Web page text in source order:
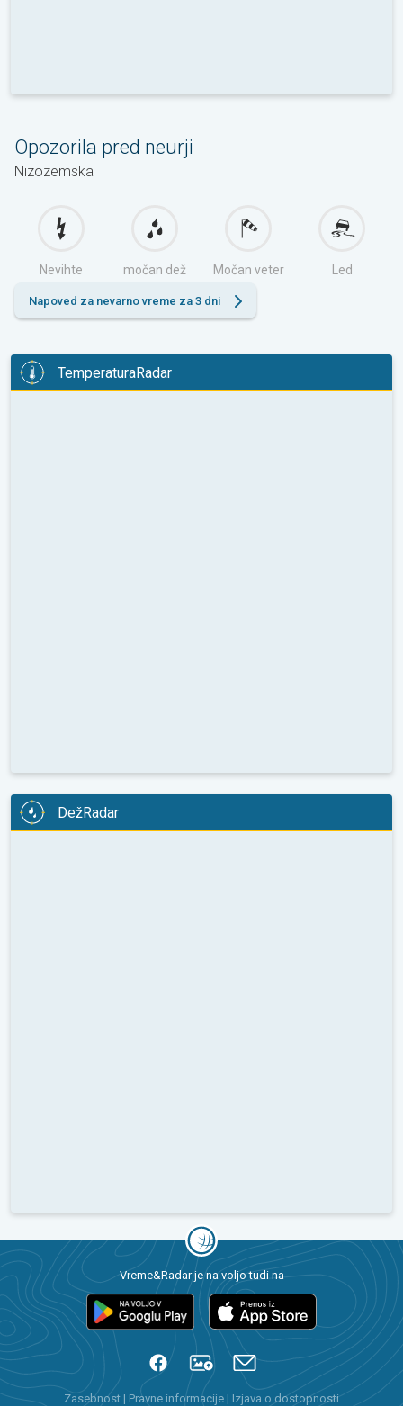
Opozorila pred neurji
Nizozemska
Nevihte močan dež Močan veter Led
Napoved za nevarno vreme za 3 dni
TemperaturaRadar
DežRadar
Vreme&Radar je na voljo tudi na
Zasebnost | Pravne informacije | Izjava o dostopnosti